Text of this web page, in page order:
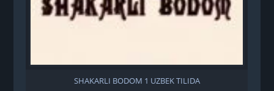
SHAKARLI BODOM 1 UZBEK TILIDA